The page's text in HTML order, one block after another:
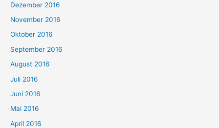
Dezember 2016
November 2016
Oktober 2016
September 2016
August 2016
Juli 2016
Juni 2016
Mai 2016
April 2016